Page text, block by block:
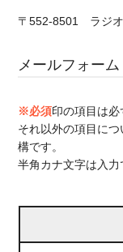
〒552-8501 ラジ
メールフォーム
※必須印の項目は必
それ以外の項目に
構です。
半角カナ文字は入力